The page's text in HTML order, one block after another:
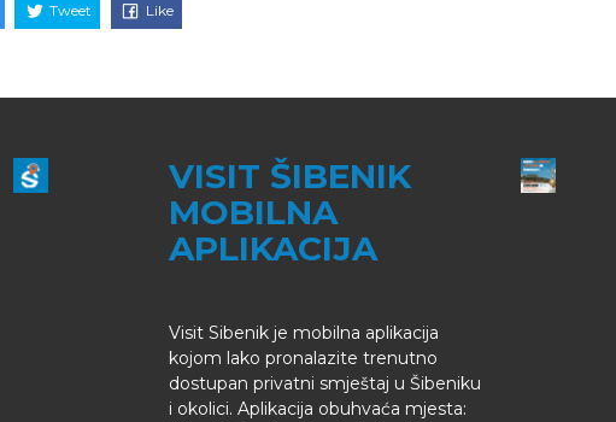
Tweet Like
VISIT ŠIBENIK
MOBILNA
APLIKACIJA
Visit Sibenik je mobilna aplikacija
kojom lako pronalazite trenutno
dostupan privatni smještaj u Šibeniku
i okolici. Aplikacija obuhvaća mjesta: